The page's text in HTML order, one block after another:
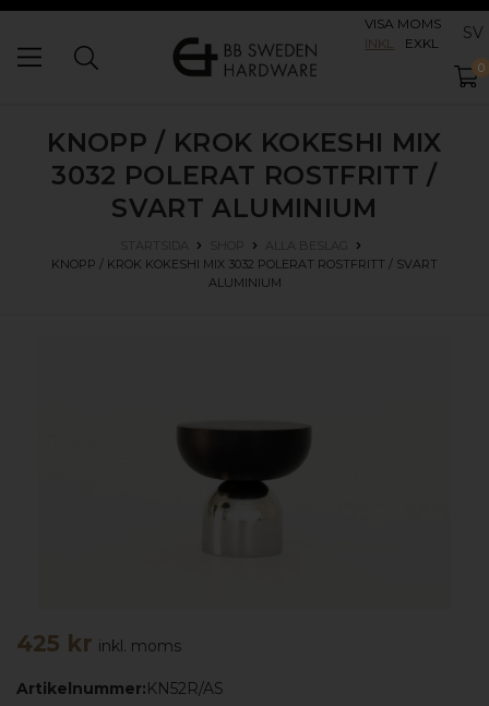
VISA MOMS
INKL
EXKL SV
0
KNOPP / KROK KOKESHI MIX
3032 POLERAT ROSTFRITT /
SVART ALUMINIUM
STARTSIDA SHOP
ALLA BESLAG
KNOPP / KROK KOKESHI MIX 3032 POLERAT ROSTFRITT / SVART
ALUMINIUM
425 kr inkl. moms
Artikelnummer:KN52R/AS